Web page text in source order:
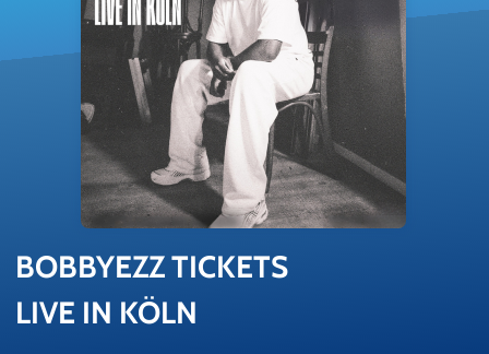
BOB­BY­EZZ TI­CKETS
LIVE IN KÖLN